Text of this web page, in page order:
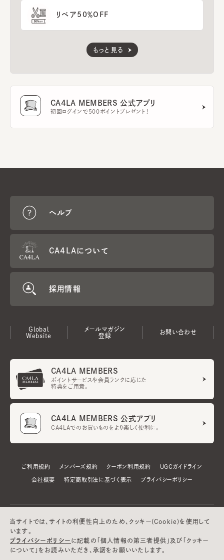
リペア50％OFF
もっと見る
CA4LA MEMBERS 公式アプリ
初回ログインで500ポイントプレゼント！
ヘルプ
CA4LAについて
採用情報
Global
Website
メールマガジン
登録
お問い合わせ
CA4LA MEMBERS
ポイントサービスや会員ランクに応じた
特典をご用意。
CA4LA MEMBERS 公式アプリ
CA4LAでのお買いものをより楽しく便利に。
ご利用規約 メンバーズ規約 クーポン利用規約 UGCガイドライン
会社概要 特定商取引法に基づく表示 プライバシーポリシー
当サイトでは、サイトの利便性向上のため、クッキー(Cookie)を使用して
います。
プライバシーポリシー に記載の「個人情報の第三者提供」及び「クッキー
について」をお読みいただき、承諾をお願いいたします。